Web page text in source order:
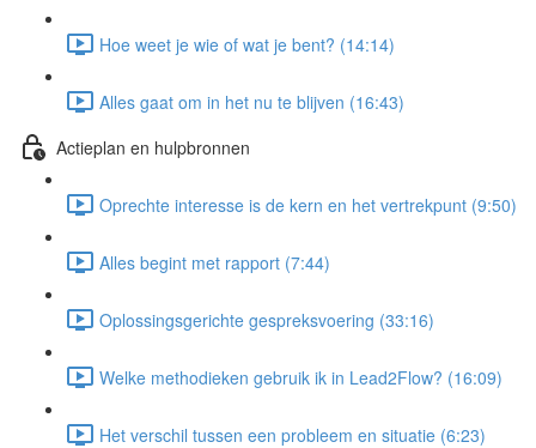
Hoe weet je wie of wat je bent? (14:14)
Alles gaat om in het nu te blijven (16:43)
Actieplan en hulpbronnen
Oprechte interesse is de kern en het vertrekpunt (9:50)
Alles begint met rapport (7:44)
Oplossingsgerichte gespreksvoering (33:16)
Welke methodieken gebruik ik in Lead2Flow? (16:09)
Het verschil tussen een probleem en situatie (6:23)